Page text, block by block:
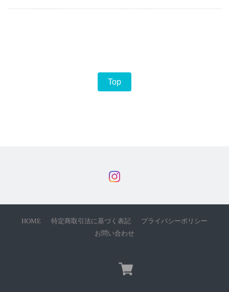
Top
HOME 特定商取引法に基づく表記
プライバシーポリシー
お問い合わせ